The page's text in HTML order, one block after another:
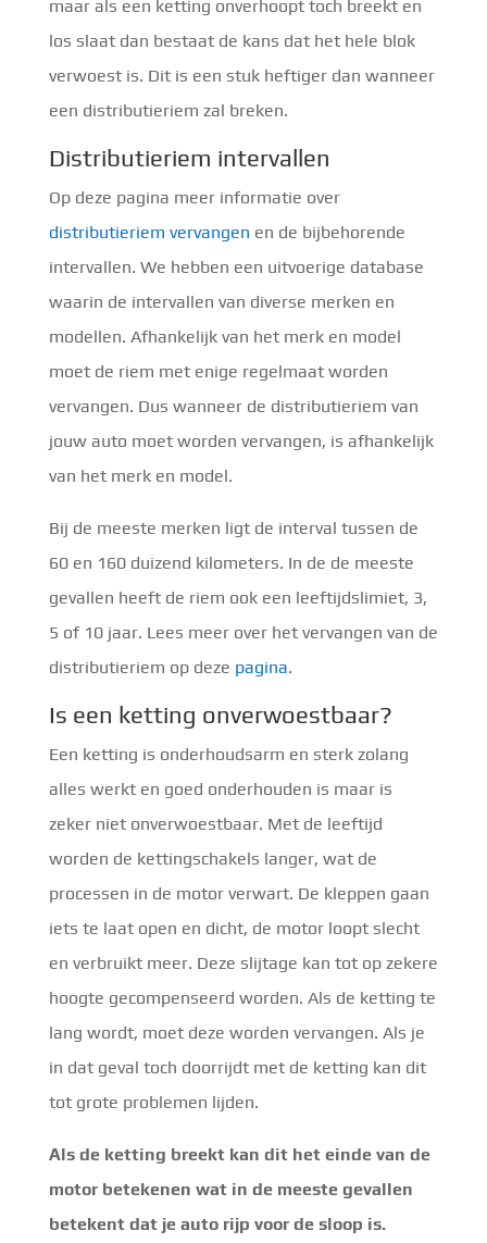
maar als een ketting onverhoopt toch breekt en
los slaat dan bestaat de kans dat het hele blok
verwoest is. Dit is een stuk heftiger dan wanneer
een distributieriem zal breken.
Distributieriem intervallen
Op deze pagina meer informatie over
distributieriem vervangen en de bijbehorende
intervallen. We hebben een uitvoerige database
waarin de intervallen van diverse merken en
modellen. Afhankelijk van het merk en model
moet de riem met enige regelmaat worden
vervangen. Dus wanneer de distributieriem van
jouw auto moet worden vervangen, is afhankelijk
van het merk en model.
Bij de meeste merken ligt de interval tussen de
60 en 160 duizend kilometers. In de de meeste
gevallen heeft de riem ook een leeftijdslimiet, 3,
5 of 10 jaar. Lees meer over het vervangen van de
distributieriem op deze pagina.
Is een ketting onverwoestbaar?
Een ketting is onderhoudsarm en sterk zolang
alles werkt en goed onderhouden is maar is
zeker niet onverwoestbaar. Met de leeftijd
worden de kettingschakels langer, wat de
processen in de motor verwart. De kleppen gaan
iets te laat open en dicht, de motor loopt slecht
en verbruikt meer. Deze slijtage kan tot op zekere
hoogte gecompenseerd worden. Als de ketting te
lang wordt, moet deze worden vervangen. Als je
in dat geval toch doorrijdt met de ketting kan dit
tot grote problemen lijden.
Als de ketting breekt kan dit het einde van de
motor betekenen wat in de meeste gevallen
betekent dat je auto rijp voor de sloop is.